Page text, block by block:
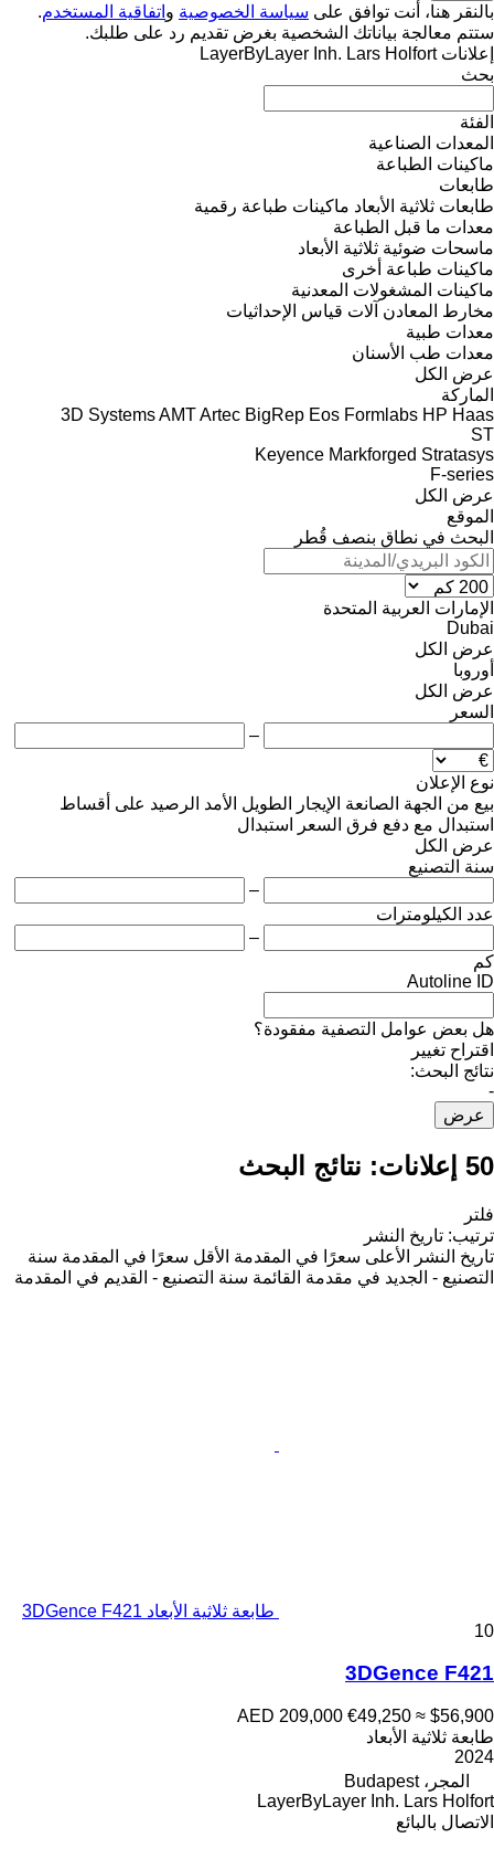
بالنقر هنا، أنت توافق على سياسة الخصوصية و اتفاقية المستخدم.
ستتم معالجة بياناتك الشخصية بغرض تقديم رد على طلبك.
إعلانات LayerByLayer Inh. Lars Holfort
بحث
الفئة
المعدات الصناعية
ماكينات الطباعة
طابعات
طابعات ثلاثية الأبعاد ماكينات طباعة رقمية
معدات ما قبل الطباعة
ماسحات ضوئية ثلاثية الأبعاد
ماكينات طباعة أخرى
ماكينات المشغولات المعدنية
مخارط المعادن آلات قياس الإحداثيات
معدات طبية
معدات طب الأسنان
عرض الكل
الماركة
3D SystemsAMTArtec BigRep Eos Formlabs HP Haas
ST
Keyence Markforged Stratasys
F-series
عرض الكل
الموقع
البحث في نطاق بنصف قُطر
الإمارات العربية المتحدة
Dubai
عرض الكل
أوروبا
عرض الكل
السعر
–
نوع الإعلان
بيع من الجهة الصانعة الإيجار الطويل الأمد الرصيد على أقساط
استبدال مع دفع فرق السعر
استبدال
عرض الكل
سنة التصنيع
–
عدد الكيلومترات
–
كم
Autoline ID
هل بعض عوامل التصفية مفقودة؟
اقتراح تغيير
نتائج البحث:
-
عرض
50 إعلانات: نتائج البحث
فلتر
ترتيب: تاريخ النشر
تاريخ النشر
الأعلى سعرًا في المقدمة الأقل سعرًا في المقدمة سنة
التصنيع - الجديد في مقدمة القائمة سنة التصنيع - القديم في المقدمة
طابعة ثلاثية الأبعاد 3DGence F421
10
3DGence F421
AED 209,000 €49,250 ≈ $56,900
طابعة ثلاثية الأبعاد
2024
المجر، Budapest
LayerByLayer Inh. Lars Holfort
الاتصال بالبائع